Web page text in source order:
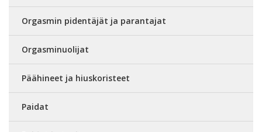
Orgasmin pidentäjät ja parantajat
Orgasminuolijat
Päähineet ja hiuskoristeet
Paidat